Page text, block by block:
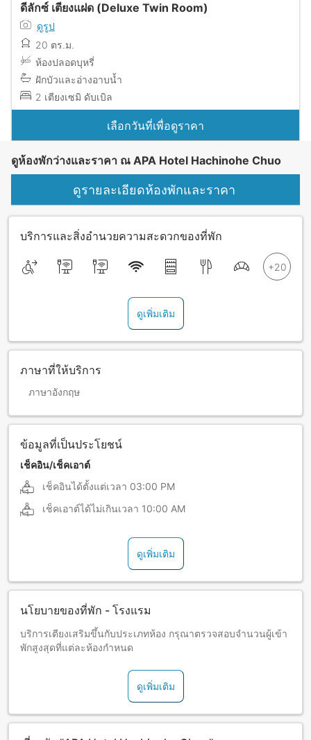
ดีลักซ์ เตียงแฝด (Deluxe Twin Room)
ดูรูป
20 ตร.ม.
ห้องปลอดบุหรี่
ฝักบัวและอ่างอาบน้ำ
2 เตียงเซมิ ดับเบิล
เลือกวันที่เพื่อดูราคา
ดูห้องพักว่างและราคา ณ APA Hotel Hachinohe Chuo
ดูรายละเอียดห้องพักและราคา
บริการและสิ่งอำนวยความสะดวกของที่พัก
ดูเพิ่มเติม
ภาษาที่ให้บริการ
ภาษาอังกฤษ
ข้อมูลที่เป็นประโยชน์
เช็คอิน/เช็คเอาต์
เช็คอินได้ตั้งแต่เวลา 03:00 PM
เช็คเอาต์ได้ไม่เกินเวลา 10:00 AM
ดูเพิ่มเติม
นโยบายของที่พัก - โรงแรม
บริการเตียงเสริมขึ้นกับประเภทห้อง กรุณาตรวจสอบจำนวนผู้เข้า
พักสูงสุดที่แต่ละห้องกำหนด
ดูเพิ่มเติม